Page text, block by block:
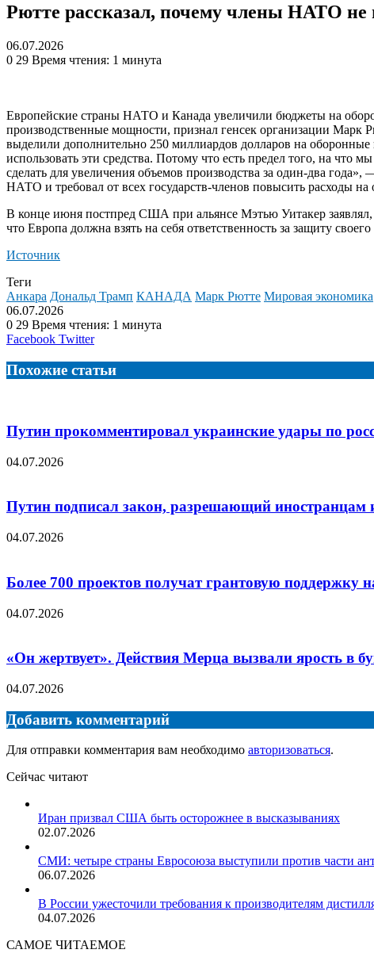
Рютте рассказал, почему члены НАТО не
06.07.2026
0 29 Время чтения: 1 минута
Европейские страны НАТО и Канада увеличили бюджеты на
производственные мощности, признал генсек организации Марк
выделили дополнительно 250 миллиардов долларов на
использовать эти средства. Потому что есть предел того, на
сделать для увеличения объемов производства за один-два
НАТО и требовал от всех государств-членов повысить расходы
В конце июня постпред США при альянсе Мэтью Уитакер
что Европа должна взять на себя ответственность за защиту
Источник
Теги
Анкара Дональд Трамп КАНАДА Марк Рютте Мировая экономика
06.07.2026
0 29 Время чтения: 1 минута
Facebook TwitterLinkedIn
Tumblr
Reddit
Вконтакте
Одноклассники
Skype
Messenger
Messenger
WhatsApp
Telegram
Viber
Line
Поделиться
электронную
почту
Похожие статьи
Путин прокомментировал украинские удары по
04.07.2026
Путин подписал закон, разрешающий иностранцам
04.07.2026
Более 700 проектов получат грантовую поддержку
04.07.2026
«Он жертвует». Действия Мерца вызвали ярость в
04.07.2026
Добавить комментарий
Для отправки комментария вам необходимо авторизоваться.
Сейчас читают
Иран призвал США быть осторожнее в высказываниях
02.07.2026
СМИ: четыре страны Евросоюза выступили против части
06.07.2026
В России ужесточили требования к производителям
04.07.2026
САМОЕ ЧИТАЕМОЕ